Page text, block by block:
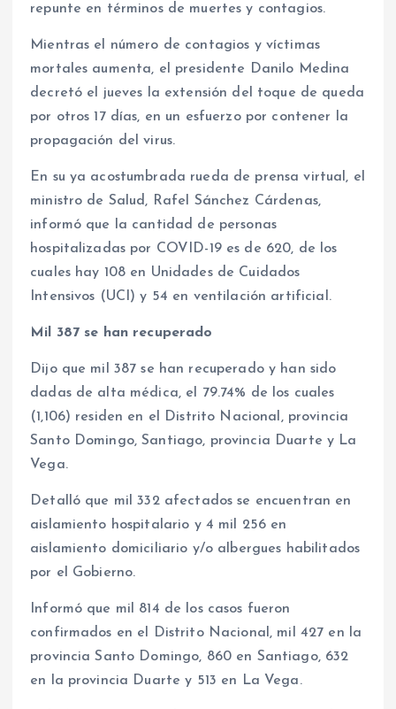
repunte en términos de muertes y contagios.
Mientras el número de contagios y víctimas
mortales aumenta, el presidente Danilo Medina
decretó el jueves la extensión del toque de queda
por otros 17 días, en un esfuerzo por contener la
propagación del virus.
En su ya acostumbrada rueda de prensa virtual, el
ministro de Salud, Rafel Sánchez Cárdenas,
informó que la cantidad de personas
hospitalizadas por COVID-19 es de 620, de los
cuales hay 108 en Unidades de Cuidados
Intensivos (UCI) y 54 en ventilación artificial.
Mil 387 se han recuperado
Dijo que mil 387 se han recuperado y han sido
dadas de alta médica, el 79.74% de los cuales
(1,106) residen en el Distrito Nacional, provincia
Santo Domingo, Santiago, provincia Duarte y La
Vega.
Detalló que mil 332 afectados se encuentran en
aislamiento hospitalario y 4 mil 256 en
aislamiento domiciliario y/o albergues habilitados
por el Gobierno.
Informó que mil 814 de los casos fueron
confirmados en el Distrito Nacional, mil 427 en la
provincia Santo Domingo, 860 en Santiago, 632
en la provincia Duarte y 513 en La Vega.